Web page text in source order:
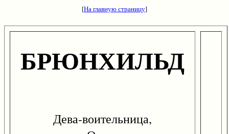
[На главную страницу]
БРЮНХИЛЬД
Дева-воительница,